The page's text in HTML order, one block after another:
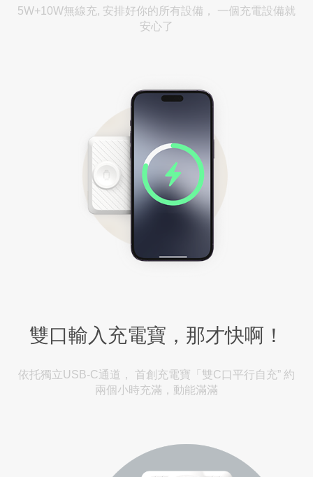
5W+10W無線充, 安排好你的所有設備， 一個充電設備就
安心了
雙口輸入充電寶，那才快啊！
依托獨立USB-C通道， 首創充電寶「雙C口平行自充” 約
兩個小時充滿，動能滿滿